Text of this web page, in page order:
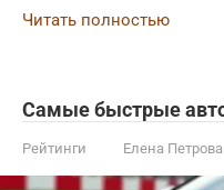
Читать полностью
Самые быстрые
Рейтинги Елена Петрова